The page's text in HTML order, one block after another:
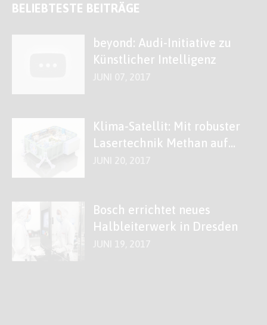
BELIEBTESTE BEITRÄGE
beyond: Audi-Initiative zu
Künstlicher Intelligenz
Klima-Satellit: Mit robuster
Lasertechnik Methan auf
Bosch errichtet neues
Halbleiterwerk in Dresden